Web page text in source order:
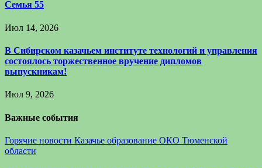
Семья 55
Июл 14, 2026
В Сибирском казачьем институте технологий и управления
состоялось торжественное вручение дипломов
выпускникам!
Июл 9, 2026
Важные события
Горячие новости Казачье образование ОКО Тюменской
области